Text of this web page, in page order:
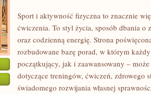
Sport i aktywność fizyczna to znacznie
ćwiczenia. To styl życia, sposób dbania o
oraz codzienną energię. Strona
rozbudowane bazę porad, w którym
początkujący, jak i zaawansowany –
dotyczące treningów, ćwiczeń, zdrowego
świadomego rozwijania własnej